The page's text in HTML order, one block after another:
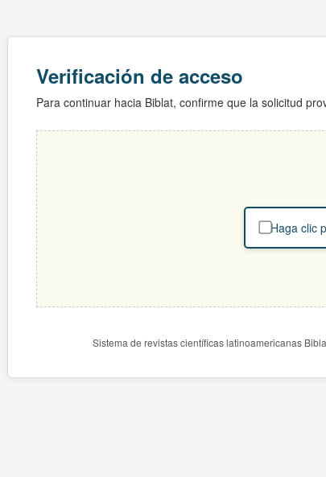
Verificación de acceso
Para continuar hacia Biblat, confirme que la solicitud
Haga clic
Sistema de revistas científicas latinoamericanas